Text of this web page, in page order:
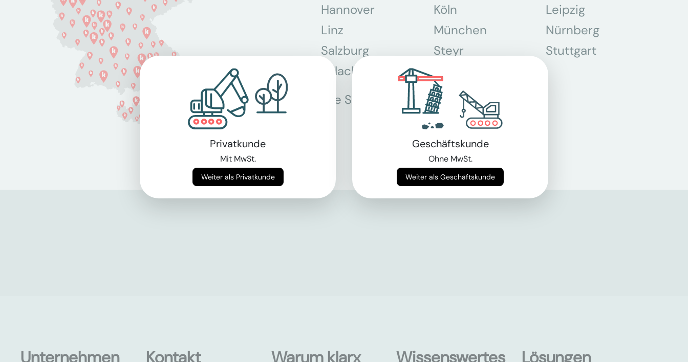
Hannover Köln
Leipzig
Linz
München
Nürnberg
Salzburg
Steyr
Stuttgart
Villach
Alle Standorte
Unternehmen Kontakt Warum klarx Wissenswertes Lösungen
Privatkunde
Mit MwSt.
Weiter als Privatkunde
Geschäftskunde
Ohne MwSt.
Weiter als Geschäftskunde